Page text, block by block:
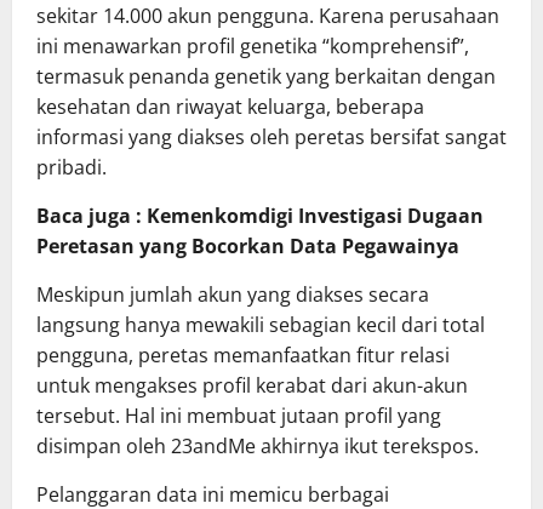
sekitar 14.000 akun pengguna. Karena perusahaan
ini menawarkan profil genetika “komprehensif”,
termasuk penanda genetik yang berkaitan dengan
kesehatan dan riwayat keluarga, beberapa
informasi yang diakses oleh peretas bersifat sangat
pribadi.
Baca juga : Kemenkomdigi Investigasi Dugaan
Peretasan yang Bocorkan Data Pegawainya
Meskipun jumlah akun yang diakses secara
langsung hanya mewakili sebagian kecil dari total
pengguna, peretas memanfaatkan fitur relasi
untuk mengakses profil kerabat dari akun-akun
tersebut. Hal ini membuat jutaan profil yang
disimpan oleh 23andMe akhirnya ikut terekspos.
Pelanggaran data ini memicu berbagai